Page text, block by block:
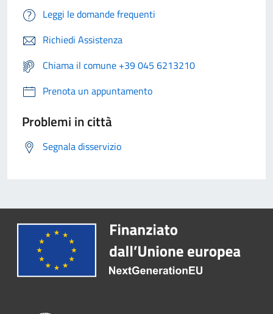
Leggi le domande frequenti
Richiedi Assistenza
Chiama il comune +39 045 6213210
Prenota un appuntamento
Problemi in città
Segnala disservizio